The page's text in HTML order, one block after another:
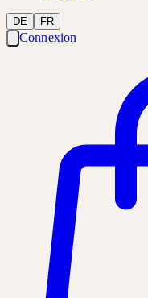
DE FR
Connexion